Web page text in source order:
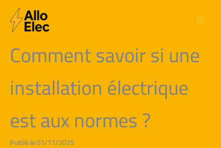
contenu
Comment savoir si une
installation électrique
est aux normes ?
Publié le 01/11/2025